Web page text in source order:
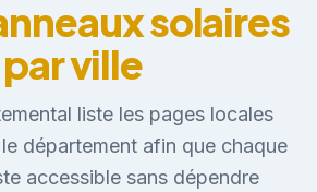
solaires
par ville
liste les pages locales
département afin que chaque
accessible sans dépendre